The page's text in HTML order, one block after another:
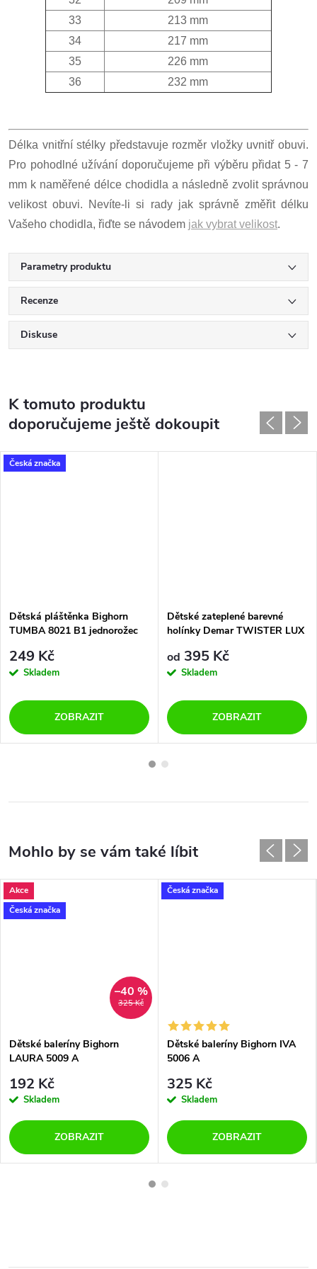
33
213 mm
34
217 mm
35
226 mm
36
232 mm
Délka vnitřní stélky představuje rozměr vložky uvnitř obuvi.
Pro pohodlné užívání doporučujeme při výběru přidat 5 - 7
mm k naměřené délce chodidla a následně zvolit správnou
velikost obuvi. Nevíte-li si rady jak správně změřit délku
Vašeho chodidla, řiďte se návodem jak vybrat velikost.
Parametry produktu
Recenze
Diskuse
K tomuto produktu
doporučujeme ještě dokoupit
Česká značka
Dětská pláštěnka Bighorn
TUMBA 8021 B1 jednorožec
249 Kč
Skladem
ZOBRAZIT
Dětské zateplené barevné
holínky Demar TWISTER LUX
od 395 Kč
Skladem
ZOBRAZIT
Akce
Česká značka
325 Kč
–40 %
Dětské baleríny Bighorn
LAURA 5009 A
192 Kč
Skladem
ZOBRAZIT
Česká značka
Dětské baleríny Bighorn IVA
5006 A
325 Kč
Skladem
ZOBRAZIT